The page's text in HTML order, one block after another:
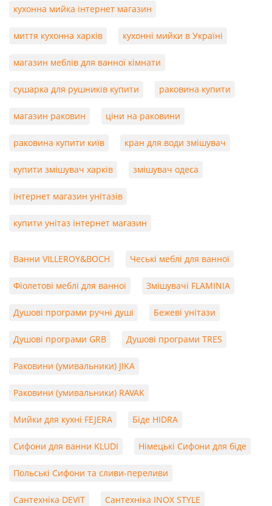
кухонна мийка інтернет магазин
миття кухонна харків кухонні мийки в Україні
магазин меблів для ванної кімнати
сушарка для рушників купити раковина купити
магазин раковин ціни на раковини
раковина купити київ кран для води змішувач
купити змішувач харків змішувач одеса
інтернет магазин унітазів
купити унітаз інтернет магазин
Ванни VILLEROY&BOCH Чеські меблі для ванної
Фіолетові меблі для ванної Змішувачі FLAMINIA
Душові програми ручні душі Бежеві унітази
Душові програми GRB Душові програми TRES
Раковини (умивальники) JIKA
Раковини (умивальники) RAVAK
Мийки для кухні FEJERA Біде HIDRA
Сифони для ванни KLUDI Німецькі Сифони для біде
Польські Сифони та сливи-переливи
Сантехніка DEVIT Сантехніка INOX STYLE